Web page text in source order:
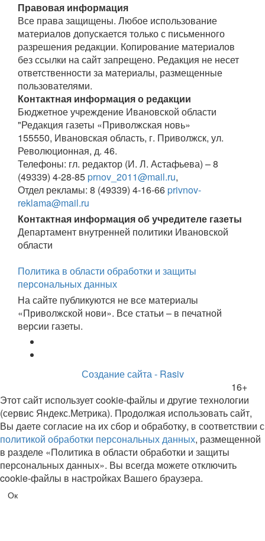
Правовая информация
Все права защищены. Любое использование
материалов допускается только с письменного
разрешения редакции. Копирование материалов
без ссылки на сайт запрещено. Редакция не несет
ответственности за материалы, размещенные
пользователями.
Контактная информация о редакции
Бюджетное учреждение Ивановской области
"Редакция газеты «Приволжская новь»
155550, Ивановская область, г. Приволжск, ул.
Революционная, д. 46.
Телефоны: гл. редактор (И. Л. Астафьева) – 8
(49339) 4-28-85prnov_2011@mail.ru,
Отдел рекламы: 8 (49339) 4-16-66privnov-
reklama@mail.ru
Контактная информация об учредителе газеты
Департамент внутренней политики Ивановской
области
Политика в области обработки и защиты
персональных данных
На сайте публикуются не все материалы
«Приволжской нови». Все статьи – в печатной
версии газеты.
Создание сайта - Rasiv
16+
Этот сайт использует cookie-файлы и другие технологии
(сервис Яндекс.Метрика). Продолжая использовать сайт,
Вы даете согласие на их сбор и обработку, в соответствии с
политикой обработки персональных данных, размещенной
в разделе «Политика в области обработки и защиты
персональных данных». Вы всегда можете отключить
cookie-файлы в настройках Вашего браузера.
Ок